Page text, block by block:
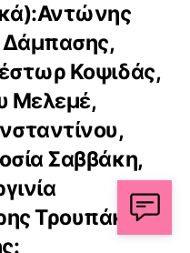
Δάμπασης,
Κοψιδάς,
Μελεμέ,
Σαββάκη,
Τρουπάκης